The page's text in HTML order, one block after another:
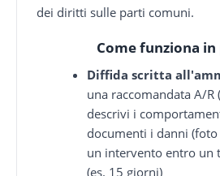
dei diritti sulle parti comuni.
Come funziona
Diffida scritta
una raccomandata A/R
descrivi i
documenti i danni (foto
un intervento entro un
(es. 15 giorni)